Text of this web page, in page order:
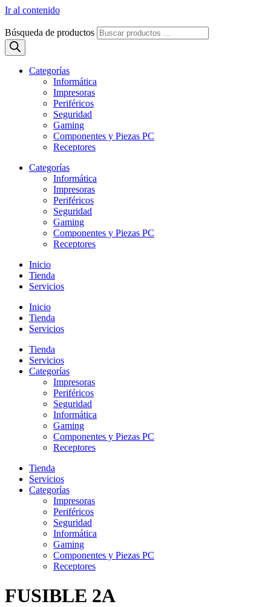
Ir al contenido
Búsqueda de productos
Categorías
Informática
Impresoras
Periféricos
Seguridad
Gaming
Componentes y Piezas PC
Receptores
Categorías
Informática
Impresoras
Periféricos
Seguridad
Gaming
Componentes y Piezas PC
Receptores
Inicio
Tienda
Servicios
Inicio
Tienda
Servicios
Tienda
Servicios
Categorías
Impresoras
Periféricos
Seguridad
Informática
Gaming
Componentes y Piezas PC
Receptores
Tienda
Servicios
Categorías
Impresoras
Periféricos
Seguridad
Informática
Gaming
Componentes y Piezas PC
Receptores
FUSIBLE 2A